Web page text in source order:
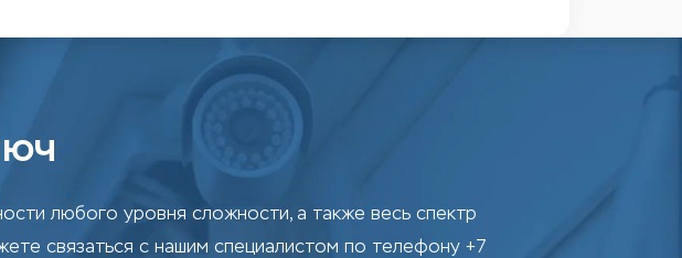
любого уровня сложности, а также весь спектр
связаться с нашим специалистом по телефону +7